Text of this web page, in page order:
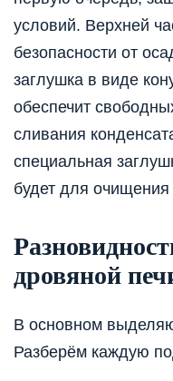
условий. Верхней
безопасности от
заглушка в виде
обеспечит
сливания
специальная
будет для очищения
дровяной
В основном
Разберём каждую